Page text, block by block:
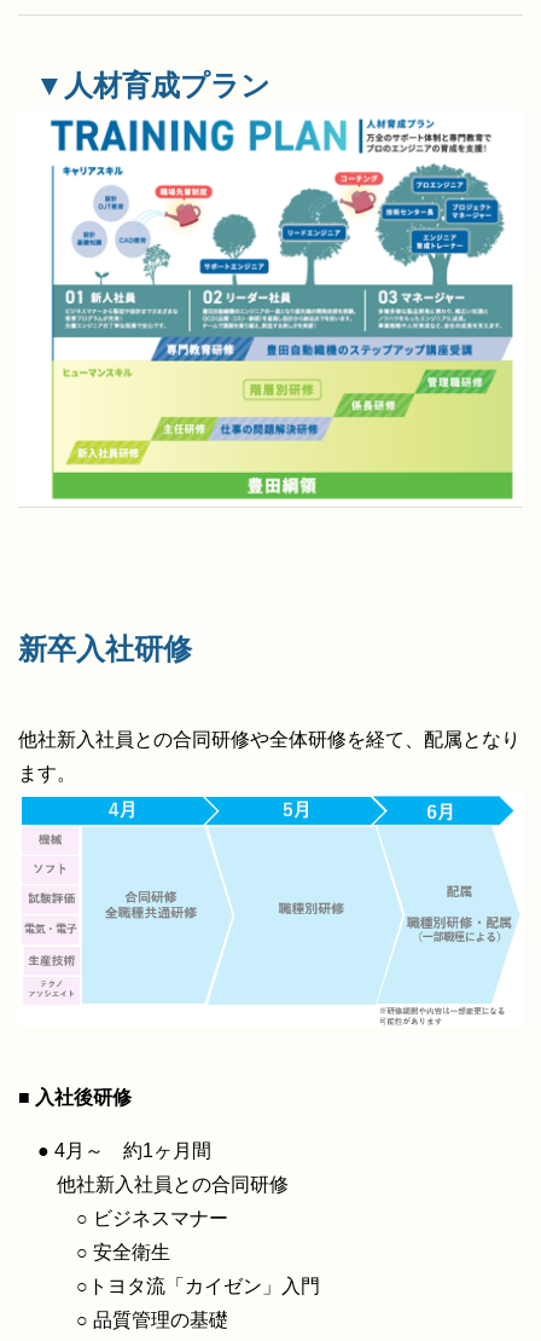
新卒採用情報
キャリア採用情報
コーポレートサイトへ
▼人材育成プラン
新卒入社研修
他社新入社員との合同研修や全体研修を経て、配属となり
ます。
■ 入社後研修
● 4月～ 約1ヶ月間
他社新入社員との合同研修
○ ビジネスマナー
○ 安全衛生
○ トヨタ流「カイゼン」入門
○ 品質管理の基礎